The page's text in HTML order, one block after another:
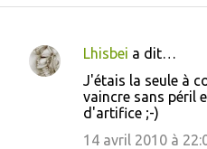
C
Lhisbei a dit…
J'étais la seule à
vaincre sans péril
d'artifice ;-)
14 avril 2010 à